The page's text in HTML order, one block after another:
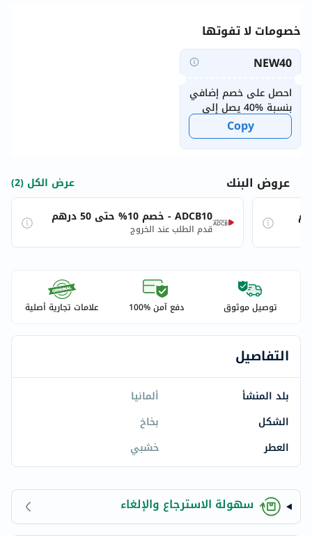
خصومات لا تفوتها
NEW40
احصل على خصم إضافي
بنسبة %40 يصل إلى
20 درهماً إماراتياً
للمستخدمين الجدد
Copy
عروض البنك
عرض الكل (2)
ADCB10 - خصم 10% حتى 50 درهم
قدم الطلب عند الخروج
توصيل موثوق دفع آمن %100 علامات تجارية أصلية
التفاصيل
بلد المنشأ
ألمانيا
الشكل
بخاخ
العطر
خشبي
سهولة الاسترجاع والإلغاء